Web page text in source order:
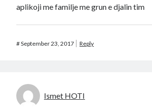
aplikoji me familje me grun e djalin tim
#September 23, 2017 Reply
Ismet HOTI